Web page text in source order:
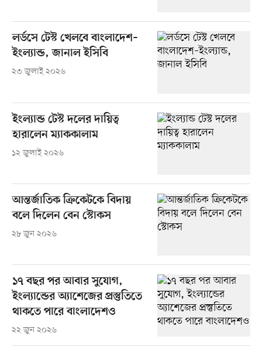
লর্ডসে টেস্ট খেলবে বাংলাদেশ–
ইংল্যান্ড, জানাল ইসিবি
২৩ জুলাই ২০২৬
ইংল্যান্ড টেস্ট দলের দায়িত্ব
হারালেন ম্যাককালাম
১২ জুলাই ২০২৬
আন্তর্জাতিক ক্রিকেটকে বিদায়
বলে দিলেন বেন স্টোকস
২৮ জুন ২০২৬
১৭ বছর পর আবার সুযোগ,
ইংল্যান্ডের অ্যাশেজের প্রস্তুতিতে
থাকতে পারে বাংলাদেশও
২২ জুন ২০২৬